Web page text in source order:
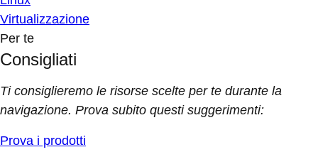
Virtualizzazione
Per te
Consigliati
Ti consiglieremo le risorse scelte per te durante la
navigazione. Prova subito questi suggerimenti:
Prova i prodotti